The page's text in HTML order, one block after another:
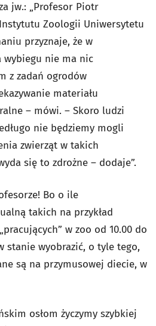
jw.: „Profesor Piotr
Zoologii Uniwersytetu
przyznaje, że w
wybiegu nie ma nic
z zadań ogrodów
materiału
– mówi. – Skoro ludzi
nie będziemy mogli
zwierząt w takich
się to zdrożne – dodaje”.
Bo o ile
takich na przykład
„pracujących” w zoo od 10.00 do
stanie wyobrazić, o tyle tego,
są na przymusowej diecie, w
osłom życzymy szybkiej